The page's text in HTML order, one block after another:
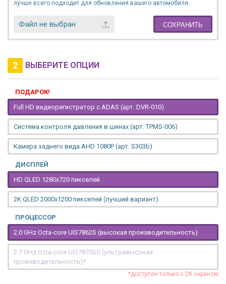
лучше всего подходит для обновления вашего автомобиля.
Файл не выбран СОХРАНИТЬ
2 ВЫБЕРИТЕ ОПЦИИ
ПОДАРОК!
Full HD видеорегистратор с ADAS (арт. DVR-010)
Система контроля давления в шинах (арт. TPMS-006)
Камера заднего вида AHD 1080P (арт. S303b)
ДИСПЛЕЙ
HD QLED 1280x720 пикселей
2K QLED 2000х1200 пикселей (лучший вариант)
ПРОЦЕССОР
2.0 GHz Octa-core UIS7862S (высокая производительность)
2.7 GHz Octa-core UIS7870SC (ультравысокая
производительность)*
*доступен только с 2K экраном